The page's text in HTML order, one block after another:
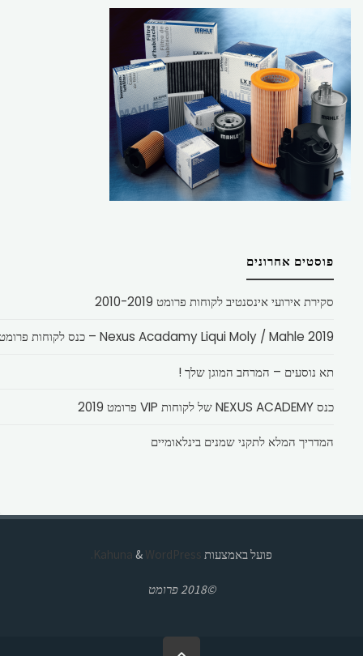
פוסטים אחרונים
סקירת אירועי אינסנטיב לקוחות פרומט 2010-2019
Nexus Acadamy Liqui Moly / Mahle 2019 – כנס לקוחות פרומט
תא נוסעים – המרחב המוגן שלך !
כנס NEXUS ACADEMY של לקוחות VIP פרומט 2019
המדריך המלא לתקני שמנים בינלאומיים
פועל באמצעות & WordPress.
©2018 פרומט
בחזרה